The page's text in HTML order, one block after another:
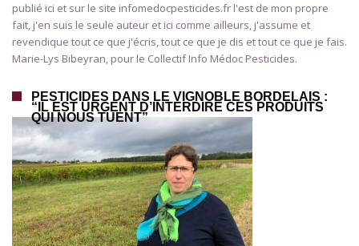
publié ici et sur le site infomedocpesticides.fr l'est de mon propre
fait, j'en suis le seule auteur et ici comme ailleurs, j'assume et
revendique tout ce que j'écris, tout ce que je dis et tout ce que je fais.
Marie-Lys Bibeyran, pour le Collectif Info Médoc Pesticides.
PESTICIDES DANS LE VIGNOBLE BORDELAIS :
“IL EST URGENT D’INTERDIRE CES PRODUITS
QUI NOUS TUENT”